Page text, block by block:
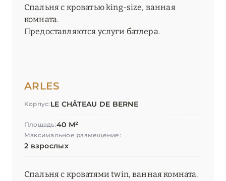
Спальня с кроватью king-size, ванная
комната.
Предоставляются услуги батлера.
ARLES
Корпус: LE CHÂTEAU DE BERNE
Площадь:40 М²
Максимальное размещение:
2 взрослых
Спальня с кроватями twin, ванная комната.